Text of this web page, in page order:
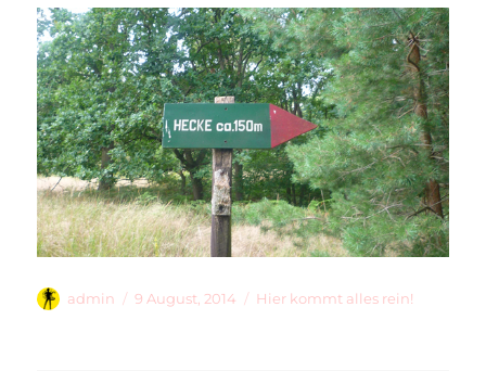
Autor
admin
Veröffentlicht
9 August, 2014 Kategorien
Hier kommt alles rein!